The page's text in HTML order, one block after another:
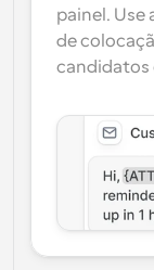
painel. Use
de
candidatos